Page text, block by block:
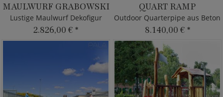
MAULWURF GRABOWSKI
Lustige Maulwurf Dekofigur
2.826,00 € *
QUART RAMP
Outdoor Quarterpipe aus Beton
8.140,00 € *